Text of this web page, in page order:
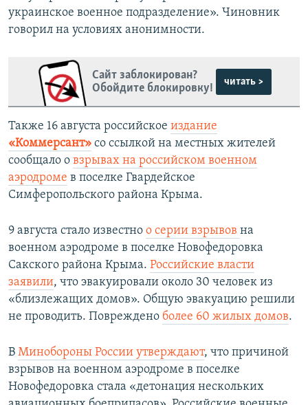
украинское военное подразделение». Чиновник
говорил на условиях анонимности.
Сайт заблокирован?
Обойдите блокировку!
читать >
Также 16 августа российское издание
«Коммерсант» со ссылкой на местных жителей
сообщало о взрывах на российском военном
аэродроме в поселке Гвардейское
Симферопольского района Крыма.
9 августа стало известно о серии взрывов на
военном аэродроме в поселке Новофедоровка
Сакского района Крыма. Российские власти
заявили, что эвакуировали около 30 человек из
«близлежащих домов». Общую эвакуацию решили
не проводить. Повреждено более 60 жилых домов.
В Минобороны России утверждают, что причиной
взрывов на военном аэродроме в поселке
Новофедоровка стала «детонация нескольких